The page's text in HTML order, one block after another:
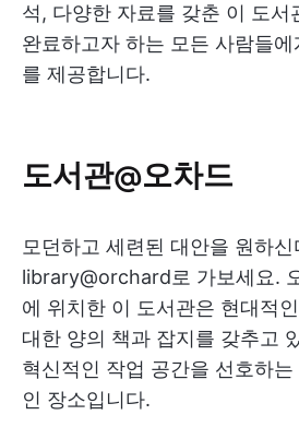
석, 다양한 자료를 갖춘 이 도서
완료하고자 하는 모든 사람들
를 제공합니다.
도서관@오차드
모던하고 세련된 대안을 원하신
library@orchard로 가보세요.
에 위치한 이 도서관은 현대적
대한 양의 책과 잡지를 갖추고
혁신적인 작업 공간을 선호하
인 장소입니다.